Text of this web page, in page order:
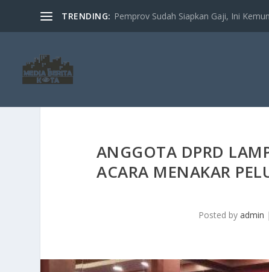
TRENDING: Pemprov Sudah Siapkan Gaji, Ini
ANGGOTA DPRD
ACARA MENAKAR
Posted by admin